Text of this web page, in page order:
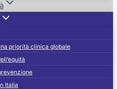
priorità clinica globale
Italia